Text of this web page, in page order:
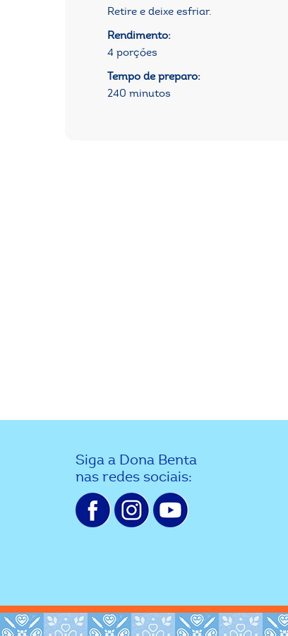
Retire e deixe esfriar.
Rendimento:
4 porções
Tempo de preparo:
240 minutos
Siga a Dona Benta
nas redes sociais: